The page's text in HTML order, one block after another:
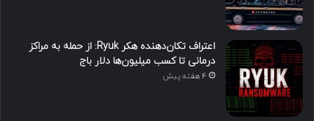
اعتراف تکان‌دهنده هکر Ryuk: از حمله به مراکز
درمانی تا کسب میلیون‌ها دلار باج
4 هفته پیش